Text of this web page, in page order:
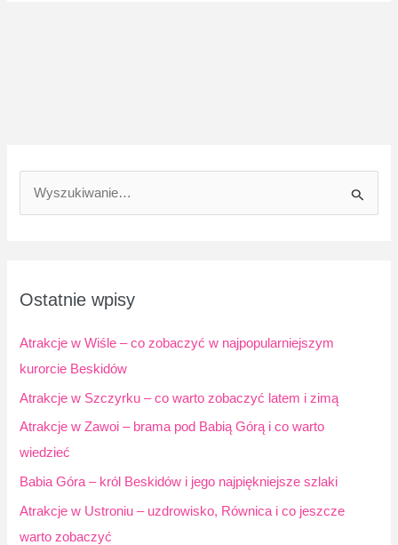
d
l
Ostatnie wpisy
Atrakcje w Wiśle – co zobaczyć w najpopularniejszym
kurorcie Beskidów
Atrakcje w Szczyrku – co warto zobaczyć latem i zimą
Atrakcje w Zawoi – brama pod Babią Górą i co warto
wiedzieć
Babia Góra – król Beskidów i jego najpiękniejsze szlaki
Atrakcje w Ustroniu – uzdrowisko, Równica i co jeszcze
warto zobaczyć